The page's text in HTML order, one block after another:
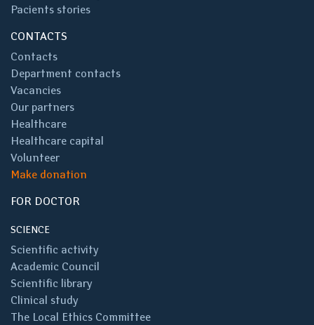
Pacients stories
CONTACTS
Contacts
Department contacts
Vacancies
Our partners
Healthcare
Healthcare capital
Volunteer
Make donation
FOR DOCTOR
SCIENCE
Scientific activity
Academic Council
Scientific library
Clinical study
The Local Ethics Committee